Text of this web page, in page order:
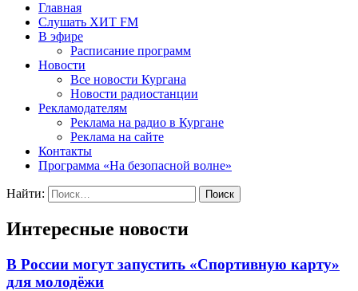
Главная
Слушать ХИТ FM
В эфире
Расписание программ
Новости
Все новости Кургана
Новости радиостанции
Рекламодателям
Реклама на радио в Кургане
Реклама на сайте
Контакты
Программа «На безопасной волне»
Найти:
Интересные новости
В России могут запустить «Спортивную карту»
для молодёжи